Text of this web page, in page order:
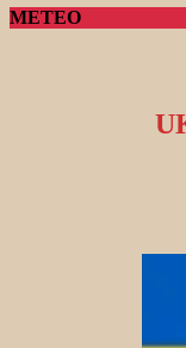
METEO